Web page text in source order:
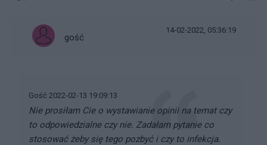
gość
14-02-2022, 05:36:19
Gość 2022-02-13 19:09:13
Nie prosiłam Cie o wystawianie opinii na temat czy
to odpowiedzialne czy nie. Zadałam pytanie co
stosować żeby się tego pozbyć i czy to infekcja.